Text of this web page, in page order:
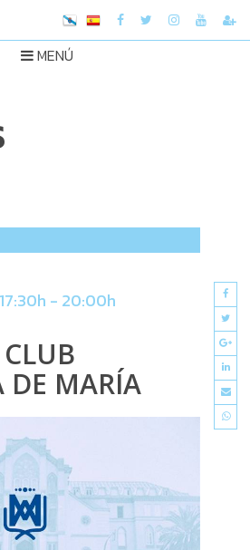
MENÚ
- 20:00h
DE MARÍA